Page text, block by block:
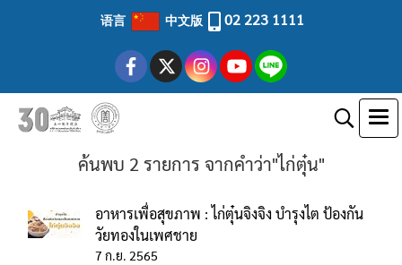
语言 中文版 02 223 1111
ค้นพบ 2 รายการ จากคำว่า"ไก่ตุ๋น"
อาหารเพื่อสุขภาพ : ไก่ตุ๋นจิงจิง บำรุงไต ป้องกัน
วัยทองในเพศชาย
7 ก.ย. 2565